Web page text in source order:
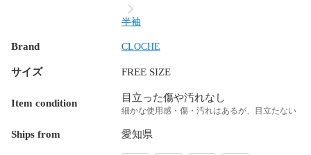
半袖
Brand CLOCHE
サイズ FREE SIZE
Item condition 目立った傷や汚れなし
細かな使用感・傷・汚れはあるが、目立たない
Ships from 愛知県